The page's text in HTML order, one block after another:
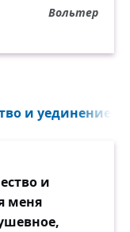
Вольтер
и уединение...
и
меня